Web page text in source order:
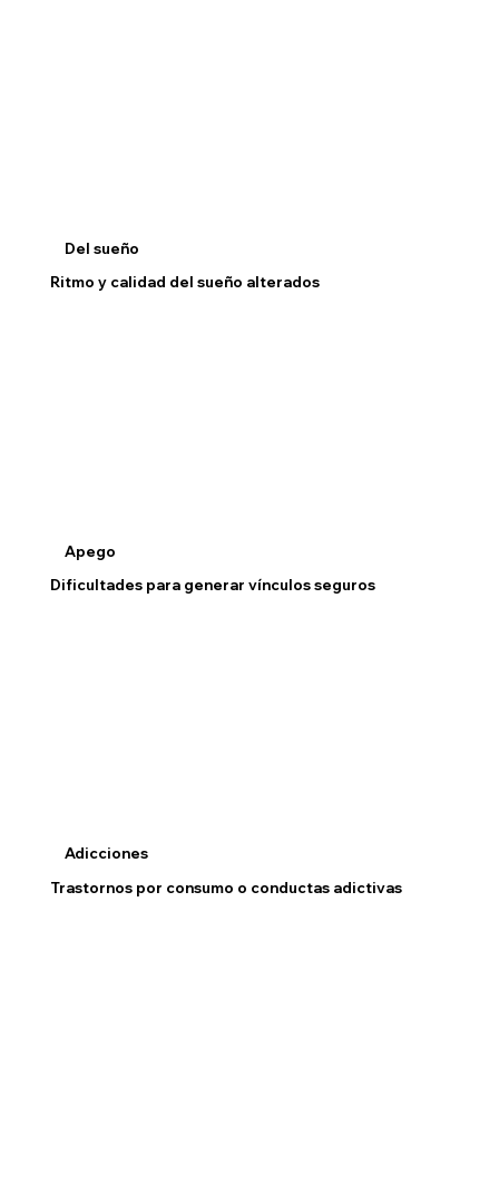
Del sueño
Ritmo y calidad del sueño alterados
Apego
Dificultades para generar vínculos seguros
Adicciones
Trastornos por consumo o conductas adictivas